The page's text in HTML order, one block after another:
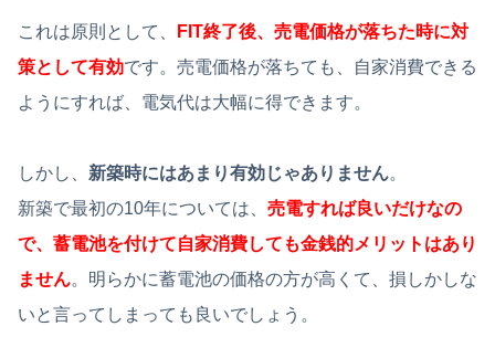
これは原則として、
FIT終了後、売電価格が落ちた時に対
策として有効です。売電価格が落ちても、自家消費できる
ようにすれば、電気代は大幅に得できます。
しかし、 新築時にはあまり有効じゃありません。
新築で最初の10年については、 売電すれば良いだけなの
で、蓄電池を付けて自家消費しても金銭的メリットはあり
ません。明らかに蓄電池の価格の方が高くて、損しかしな
いと言ってしまっても良いでしょう。